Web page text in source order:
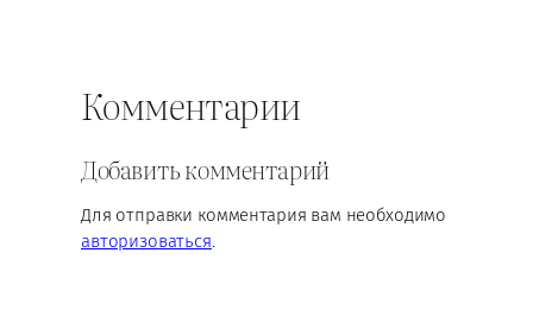
Комментарии
Добавить комментарий
Для отправки комментария вам необходимо
авторизоваться.